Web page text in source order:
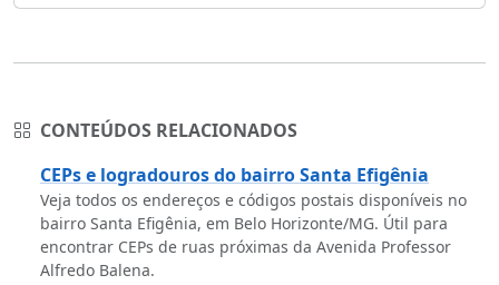
CONTEÚDOS RELACIONADOS
CEPs e logradouros do bairro Santa Efigênia
Veja todos os endereços e códigos postais disponíveis no
bairro Santa Efigênia, em Belo Horizonte/MG. Útil para
encontrar CEPs de ruas próximas da Avenida Professor
Alfredo Balena.